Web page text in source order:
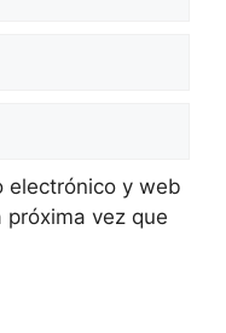
electrónico y web
vez que